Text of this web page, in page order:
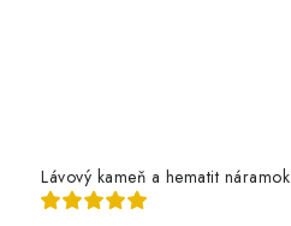
Lávový kameň a hematit náramok